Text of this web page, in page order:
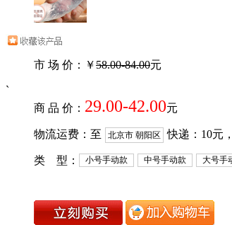
市 场 价：￥58.00-84.00元
`
商 品 价： 29.00-42.00元
物流运费：至 北京市 朝阳区 快递： 10元
类 型： 小号手动款 中号手动款 大号手